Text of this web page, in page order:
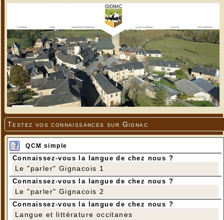
Testez vos connaissances sur Gignac
QCM simple
Connaissez-vous la langue de chez nous ?
Le "parler" Gignacois 1
Connaissez-vous la langue de chez nous ?
Le "parler" Gignacois 2
Connaissez-vous la langue de chez nous ?
Langue et littérature occitanes